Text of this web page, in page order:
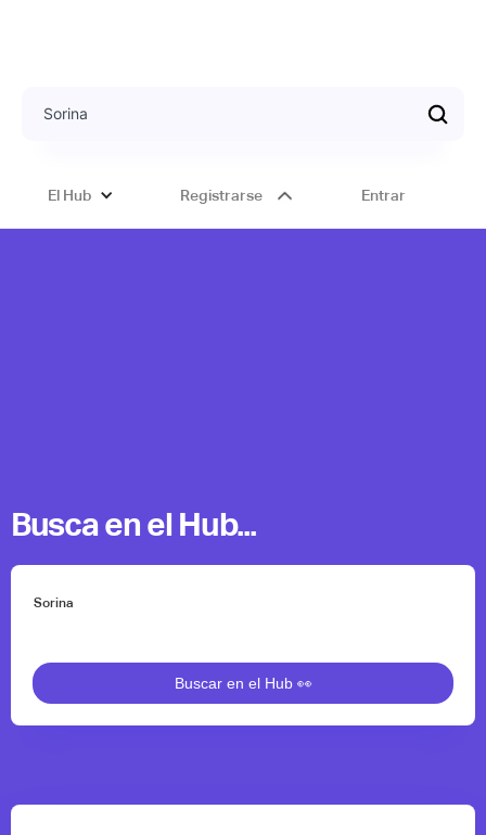
El Hub Registrarse Entrar
Busca en el Hub...